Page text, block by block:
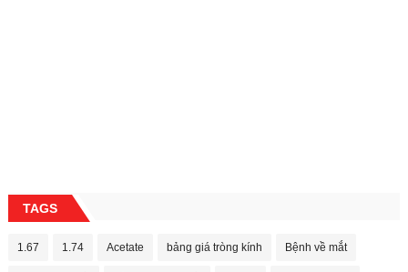
TAGS
1.67 1.74 Acetate bảng giá tròng kính Bệnh về mắt